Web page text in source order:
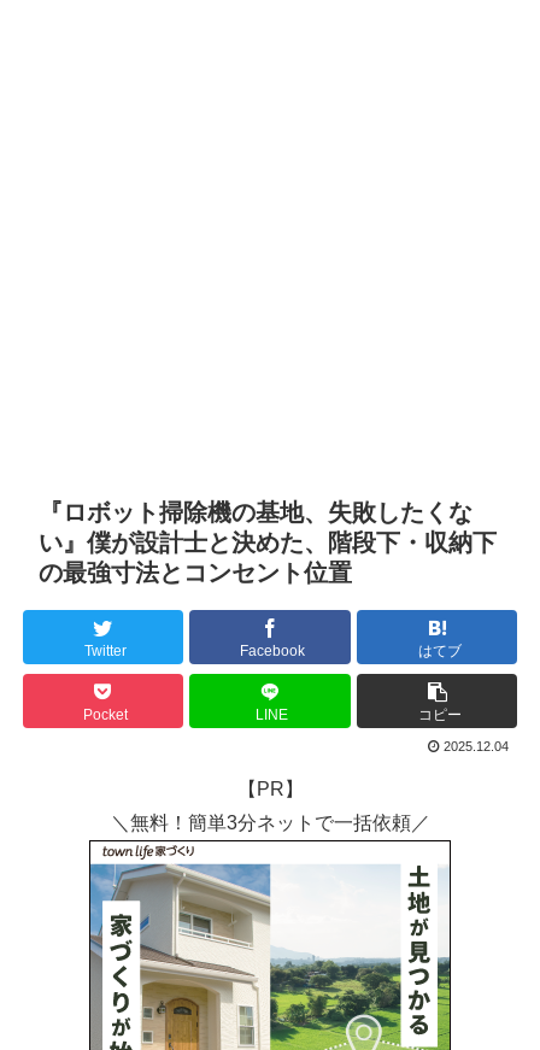
『ロボット掃除機の基地、失敗したくな
い』僕が設計士と決めた、階段下・収納下
の最強寸法とコンセント位置
Twitter Facebook はてブ
Pocket LINE コピー
2025.12.04
【PR】
＼無料！簡単3分ネットで一括依頼／